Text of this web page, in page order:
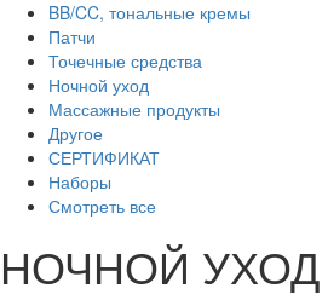
BB/CC, тональные кремы
Патчи
Точечные средства
Ночной уход
Массажные продукты
Другое
СЕРТИФИКАТ
Наборы
Смотреть все
НОЧНОЙ УХОД